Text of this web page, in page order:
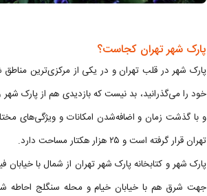
پارک شهر تهران کجاست؟
پارک شهر در قلب تهران و در یکی از مرکزی‌ترین مناطق
تهران قرار گرفته است و ۲۵ هزار هکتار مساحت دارد.
پارک شهر و کتابخانه پارک شهر تهران از شمال با
جهت شرق هم با خیابان خیام و محله سنگلج احاطه